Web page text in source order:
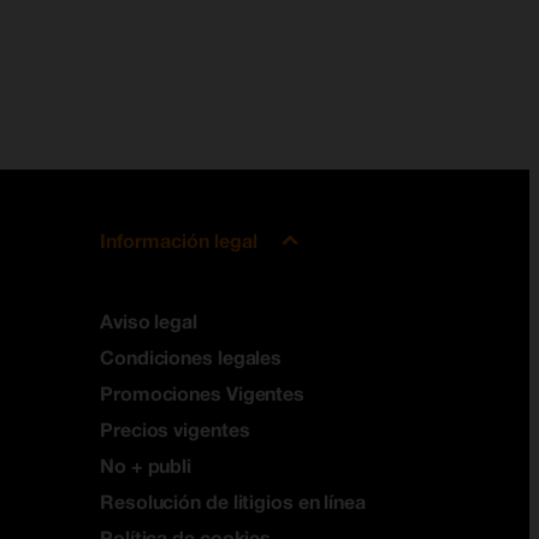
Información legal
Aviso legal
Condiciones legales
Promociones Vigentes
Precios vigentes
No + publi
Resolución de litigios en línea